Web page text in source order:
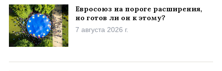
Евросоюз на пороге расширения,
но готов ли он к этому?
7 августа 2026 г.